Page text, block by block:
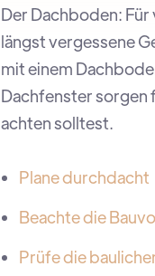
Der Dachboden:
längst vergessene
mit einem
Dachfenster sorgen
achten solltest.
Plane durchdacht
Beachte die
Prüfe die